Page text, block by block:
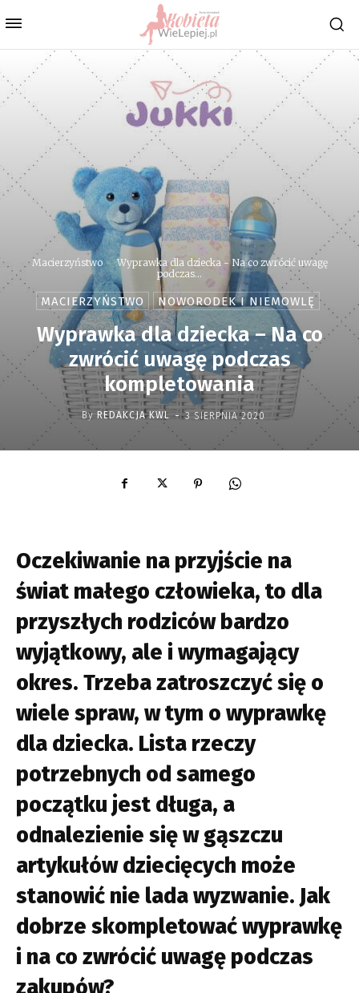
Macierzyństwo
Wyprawka dla dziecka - Na co zwrócić uwagę
podczas...
MACIERZYŃSTWO NOWORODEK I NIEMOWLĘ
Wyprawka dla dziecka – Na co
zwrócić uwagę podczas
kompletowania
By REDAKCJA KWL - 3 SIERPNIA 2020
Oczekiwanie na przyjście na
świat małego człowieka, to dla
przyszłych rodziców bardzo
wyjątkowy, ale i wymagający
okres. Trzeba zatroszczyć się o
wiele spraw, w tym o wyprawkę
dla dziecka. Lista rzeczy
potrzebnych od samego
początku jest długa, a
odnalezienie się w gąszczu
artykułów dziecięcych może
stanowić nie lada wyzwanie. Jak
dobrze skompletować wyprawkę
i na co zwrócić uwagę podczas
zakupów?